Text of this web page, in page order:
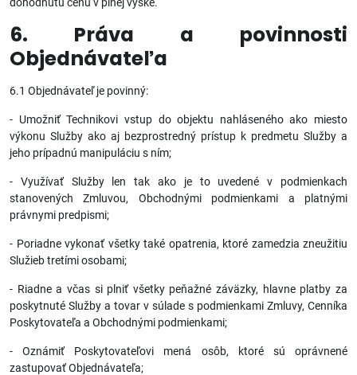
6. Práva a povinnosti
Objednávateľa
6.1 Objednávateľ je povinný:
- Umožniť Technikovi vstup do objektu nahláseného ako miesto
výkonu Služby ako aj bezprostredný prístup k predmetu Služby a
jeho prípadnú manipuláciu s ním;
- Využívať Služby len tak ako je to uvedené v podmienkach
stanovených Zmluvou, Obchodnými podmienkami a platnými
právnymi predpismi;
- Poriadne vykonať všetky také opatrenia, ktoré zamedzia zneužitiu
Služieb tretími osobami;
- Riadne a včas si plniť všetky peňažné záväzky, hlavne platby za
poskytnuté Služby a tovar v súlade s podmienkami Zmluvy, Cenníka
Poskytovateľa a Obchodnými podmienkami;
- Oznámiť Poskytovateľovi mená osôb, ktoré sú oprávnené
zastupovať Objednávateľa;